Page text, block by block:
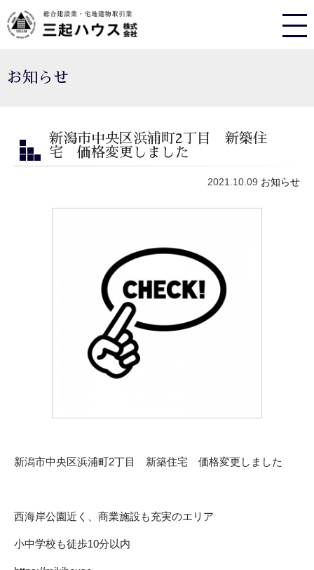
お知らせ
新潟市中央区浜浦町2丁目 新築住
宅 価格変更しました
2021.10.09 お知らせ
新潟市中央区浜浦町2丁目 新築住宅 価格変更しました
西海岸公園近く、商業施設も充実のエリア
小中学校も徒歩10分以内